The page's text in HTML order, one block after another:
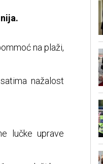
na plaži,
nažalost
lučke uprave